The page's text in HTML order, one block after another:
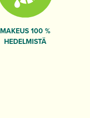
MAKEUS 100 %
HEDELMISTÄ